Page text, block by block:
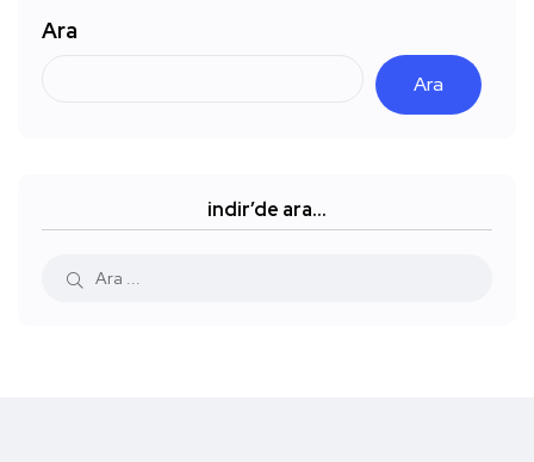
Ara
Ara
indir’de ara…